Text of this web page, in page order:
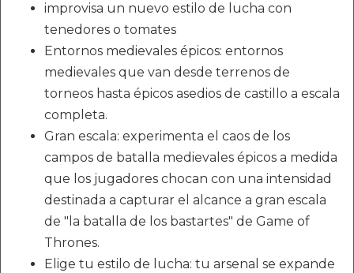
improvisa un nuevo estilo de lucha con
tenedores o tomates
Entornos medievales épicos: entornos
medievales que van desde terrenos de
torneos hasta épicos asedios de castillo a escala
completa.
Gran escala: experimenta el caos de los
campos de batalla medievales épicos a medida
que los jugadores chocan con una intensidad
destinada a capturar el alcance a gran escala
de "la batalla de los bastartes" de Game of
Thrones.
Elige tu estilo de lucha: tu arsenal se expande